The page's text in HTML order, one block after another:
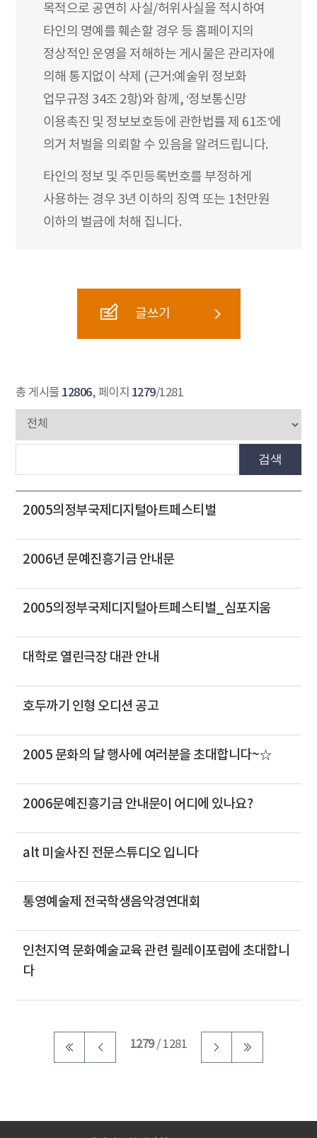
목적으로 공연히 사실/허위사실을 적시하여
타인의 명예를 훼손할 경우 등 홈페이지의
정상적인 운영을 저해하는 게시물은 관리자에
의해 통지없이 삭제 (근거:예술위 정보화
업무규정 34조 2항)와 함께, ‘정보통신망
이용촉진 및 정보보호등에 관한법률 제 61조’에
의거 처벌을 의뢰할 수 있음을 알려드립니다.
타인의 정보 및 주민등록번호를 부정하게
사용하는 경우 3년 이하의 징역 또는 1천만원
이하의 벌금에 처해 집니다.
글쓰기
총 게시물 12806, 페이지 1279/1281
검색
2005의정부국제디지털아트페스티벌
2006년 문예진흥기금 안내문
2005의정부국제디지털아트페스티벌_심포지움
대학로 열린극장 대관 안내
호두까기 인형 오디션 공고
2005 문화의 달 행사에 여러분을 초대합니다~☆
2006문예진흥기금 안내문이 어디에 있나요?
alt 미술사진 전문스튜디오 입니다
통영예술제 전국학생음악경연대회
인천지역 문화예술교육 관련 릴레이포럼에 초대합니
다
1279/ 1281